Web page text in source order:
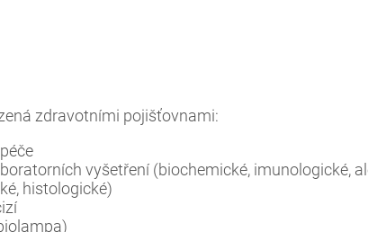
zdravotními pojišťovnami:
vyšetření (biochemické, imunologické,
histologické)